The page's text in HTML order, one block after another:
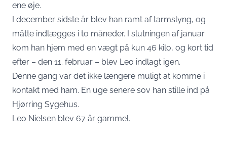
ene øje.
I december sidste år blev han ramt af tarmslyng, og
måtte indlægges i to måneder. I slutningen af januar
kom han hjem med en vægt på kun 46 kilo, og kort tid
efter – den 11. februar – blev Leo indlagt igen.
Denne gang var det ikke længere muligt at komme i
kontakt med ham. En uge senere sov han stille ind på
Hjørring Sygehus.
Leo Nielsen blev 67 år gammel.